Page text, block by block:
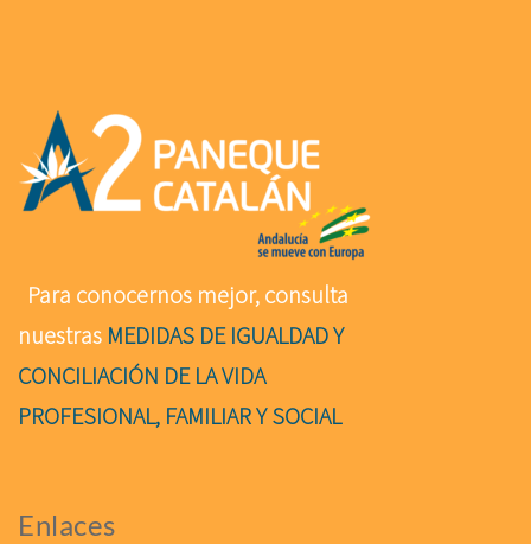
Para conocernos mejor, consulta
nuestras MEDIDAS DE IGUALDAD Y
CONCILIACIÓN DE LA VIDA
PROFESIONAL, FAMILIAR Y SOCIAL
Enlaces